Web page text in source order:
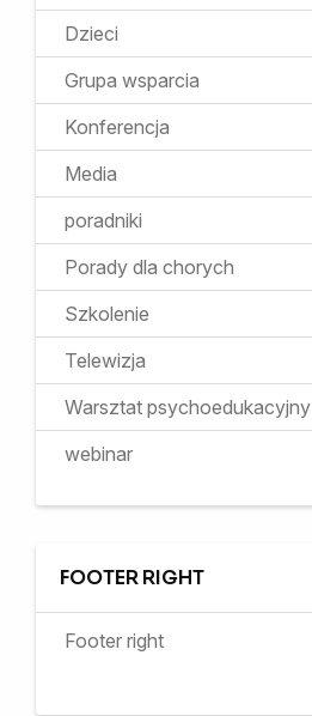
Dzieci
Grupa wsparcia
Konferencja
Media
poradniki
Porady dla chorych
Szkolenie
Telewizja
Warsztat psychoedukacyjny
webinar
FOOTER RIGHT
Footer right